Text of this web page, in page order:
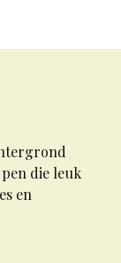
die leuk
en